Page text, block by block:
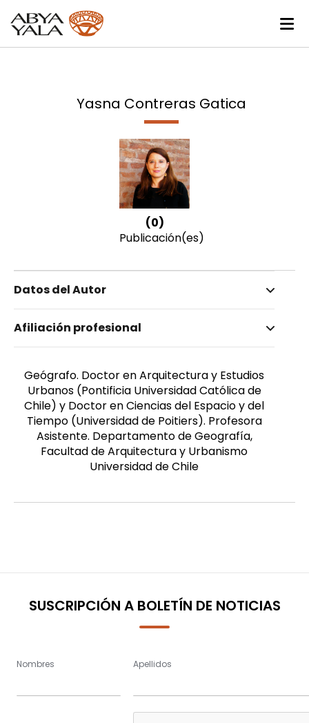
Yasna Contreras Gatica
(0)
Publicación(es)
Datos del Autor
Contreras Gatica, Yasna
Femenino
Afiliación profesional
Geógrafo. Doctor en Arquitectura y Estudios
Urbanos (Pontificia Universidad Católica de
Chile) y Doctor en Ciencias del Espacio y del
Tiempo (Universidad de Poitiers). Profesora
Asistente. Departamento de Geografía,
Facultad de Arquitectura y Urbanismo
Universidad de Chile
SUSCRIPCIÓN A BOLETÍN DE NOTICIAS
Nombres Apellidos